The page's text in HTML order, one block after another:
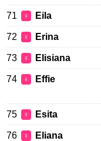
71 ♀ Eila
72 ♀ Erina
73 ♀ Elisiana
74 ♀ Effie
75 ♀ Esita
76 ♀ Eliana